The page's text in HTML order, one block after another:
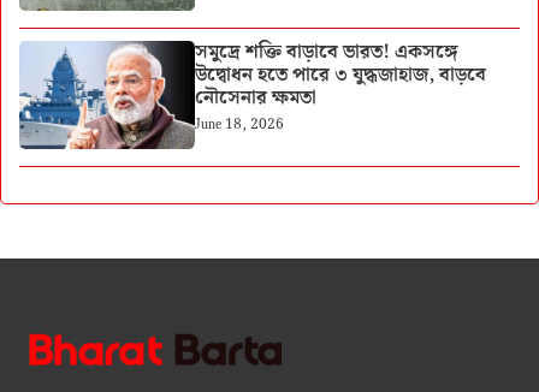
সমুদ্রে শক্তি বাড়াবে ভারত! একসঙ্গে
উদ্বোধন হতে পারে ৩ যুদ্ধজাহাজ, বাড়বে
নৌসেনার ক্ষমতা
June 18, 2026